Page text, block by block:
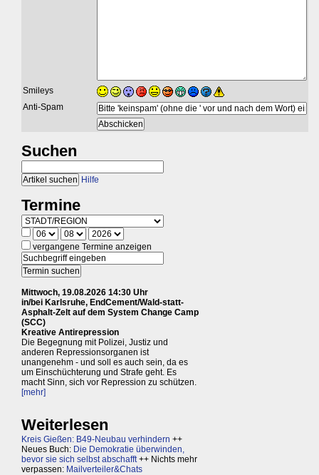
Smileys
Anti-Spam
Suchen
Hilfe
Termine
vergangene Termine anzeigen
Mittwoch, 19.08.2026 14:30 Uhr
in/bei Karlsruhe, EndCement/Wald-statt-
Asphalt-Zelt auf dem System Change Camp
(SCC)
Kreative Antirepression
Die Begegnung mit Polizei, Justiz und
anderen Repressionsorganen ist
unangenehm - und soll es auch sein, da es
um Einschüchterung und Strafe geht. Es
macht Sinn, sich vor Repression zu schützen.
[mehr]
Weiterlesen
Kreis Gießen: B49-Neubau verhindern ++
Neues Buch: Die Demokratie überwinden,
bevor sie sich selbst abschafft++ Nichts mehr
verpassen: Mailverteiler&Chats